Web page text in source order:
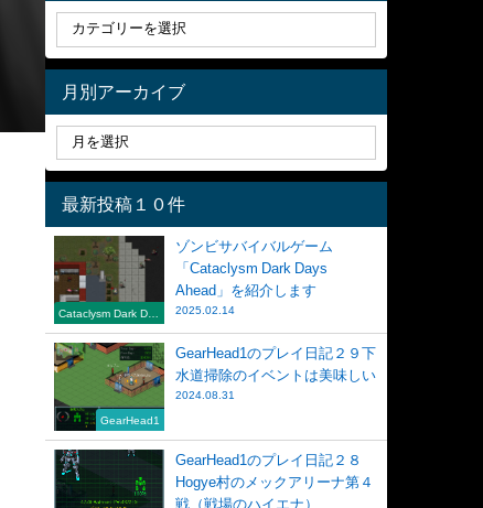
月別アーカイブ
最新投稿１０件
Cataclysm Dark Day
s Ahead
ゾンビサバイバルゲーム
「Cataclysm Dark Days
Ahead」を紹介します
2025.02.14
GearHead1
GearHead1のプレイ日記２９下
水道掃除のイベントは美味しい
2024.08.31
GearHead1のプレイ日記２８
Hogye村のメックアリーナ第４
戦（戦場のハイエナ）